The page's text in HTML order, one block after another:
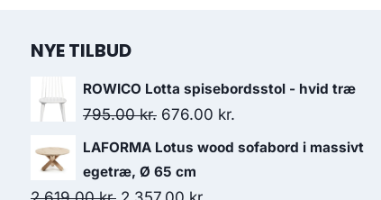
NYE TILBUD
ROWICO Lotta spisebordsstol - hvid træ
795.00kr. 676.00 kr.
LAFORMA Lotus wood sofabord i massivt
egetræ, Ø 65 cm